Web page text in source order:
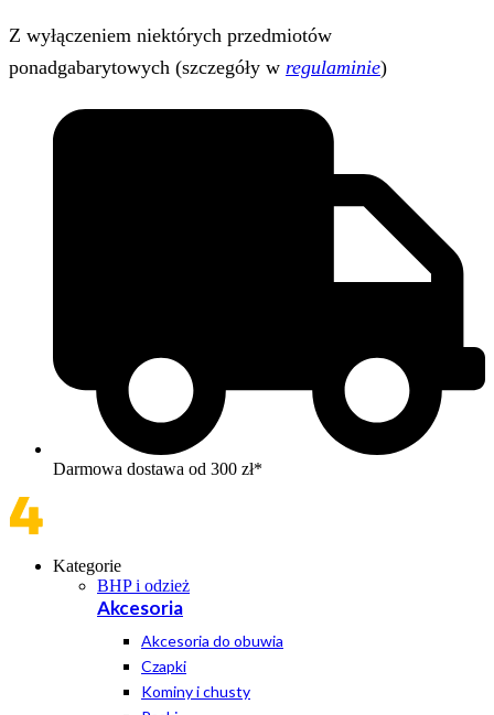
Z wyłączeniem niektórych przedmiotów
ponadgabarytowych (szczegóły w regulaminie)
Darmowa dostawa od 300 zł*
Kategorie
BHP i odzież
Akcesoria
Akcesoria do obuwia
Czapki
Kominy i chusty